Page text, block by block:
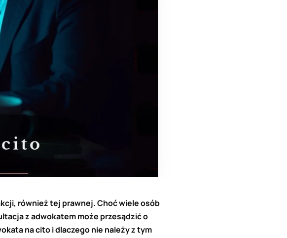
również tej prawnej. Choć wiele osób
z adwokatem może przesądzić o
na cito i dlaczego nie należy z tym